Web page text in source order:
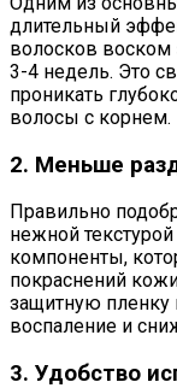
длительный
волосков воском
3-4 недель. Это
проникать
волосы с корнем.
2. Меньше
Правильно
нежной
компоненты,
покраснений
защитную пленку
воспаление и
3. Удобство